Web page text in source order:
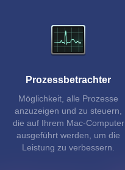
Prozessbetrachter
Möglichkeit, alle Prozesse
anzuzeigen und zu steuern,
die auf Ihrem Mac-Computer
ausgeführt werden, um die
Leistung zu verbessern.